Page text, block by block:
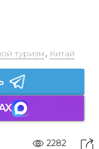
туризм , Китай
2282